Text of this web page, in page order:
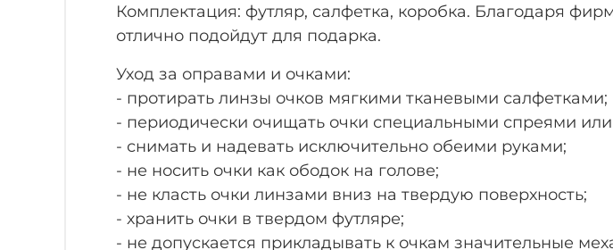
Комплектация: футляр, салфетка, коробка. Благодаря
отлично подойдут для подарка.
Уход за оправами и очками:
- протирать линзы очков мягкими тканевыми салфетками;
- периодически очищать очки специальными спреями
- снимать и надевать исключительно обеими руками;
- не носить очки как ободок на голове;
- не класть очки линзами вниз на твердую поверхность;
- хранить очки в твердом футляре;
- не допускается прикладывать к очкам значительные